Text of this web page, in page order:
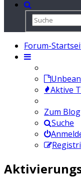
Forum-
Aktive
Zum Blog
Suche